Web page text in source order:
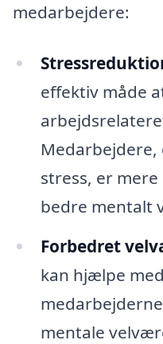
medarbejdere:
effektiv måde
stress, er
bedre mentalt
Forbedret
kan hjælpe
mentale